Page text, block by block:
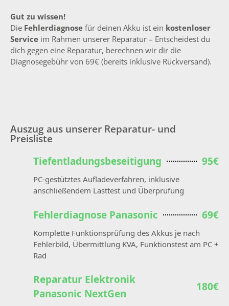
Gut zu wissen!
Die Fehlerdiagnose für deinen Akku ist ein kostenloser
Service im Rahmen unserer Reparatur – Entscheidest du
dich gegen eine Reparatur, berechnen wir dir die
Diagnosegebühr von 69€ (bereits inklusive Rückversand).
Auszug aus unserer Reparatur- und
Preisliste
Tiefentladungsbeseitigung
95€
PC-gestütztes Aufladeverfahren, inklusive
anschließendem Lasttest und Überprüfung
Fehlerdiagnose Panasonic 69€
Komplette Funktionsprüfung des Akkus je nach
Fehlerbild, Übermittlung KVA, Funktionstest am PC +
Rad
Reparatur Elektronik
Panasonic NextGen
180€